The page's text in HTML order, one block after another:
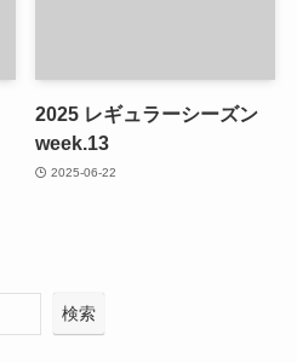
2025 レギュラーシーズン
week.13
2025-06-22
検索